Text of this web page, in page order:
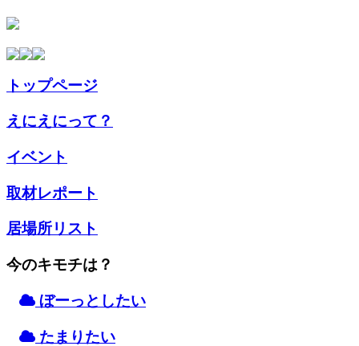
トップページ
えにえにって？
イベント
取材レポート
居場所リスト
今のキモチは？
ぼーっとしたい
たまりたい